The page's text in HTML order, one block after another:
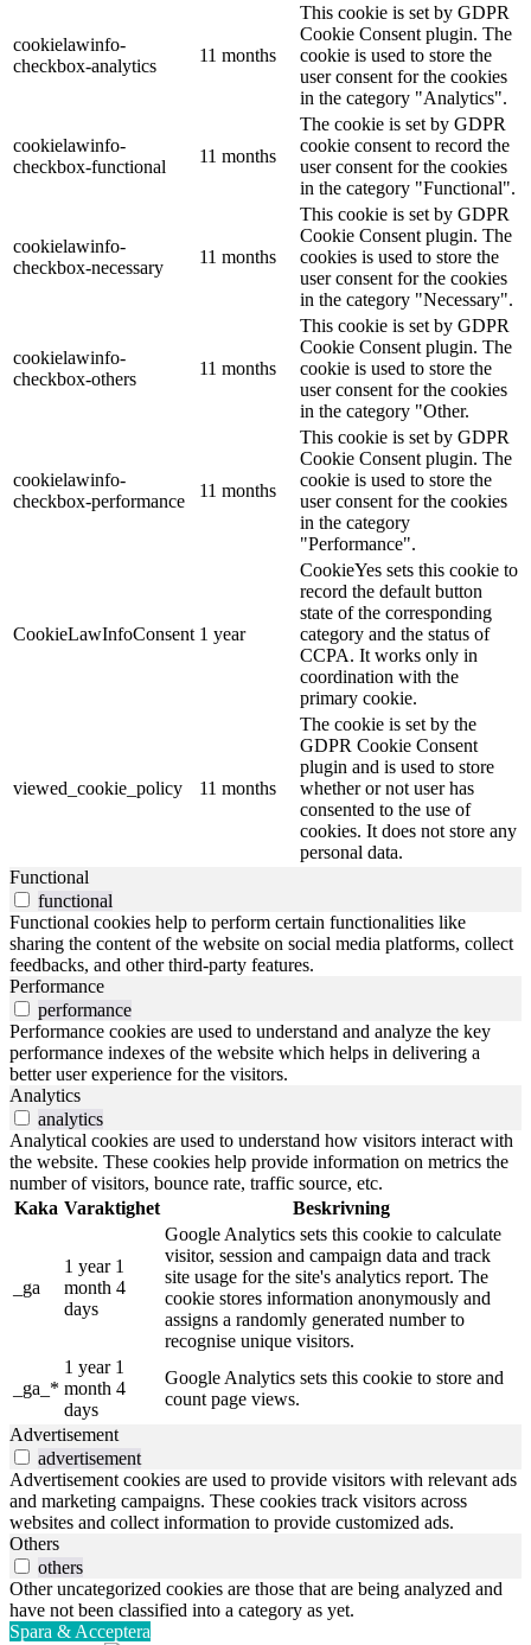
cookielawinfo-
checkbox-analytics
11 months
This cookie is set by GDPR
Cookie Consent plugin. The
cookie is used to store the
user consent for the cookies
in the category "Analytics".
cookielawinfo-
checkbox-functional
11 months
The cookie is set by GDPR
cookie consent to record the
user consent for the cookies
in the category "Functional".
cookielawinfo-
checkbox-necessary
11 months
This cookie is set by GDPR
Cookie Consent plugin. The
cookies is used to store the
user consent for the cookies
in the category "Necessary".
cookielawinfo-
checkbox-others
11 months
This cookie is set by GDPR
Cookie Consent plugin. The
cookie is used to store the
user consent for the cookies
in the category "Other.
cookielawinfo-
checkbox-performance
11 months
This cookie is set by GDPR
Cookie Consent plugin. The
cookie is used to store the
user consent for the cookies
in the category
"Performance".
CookieLawInfoConsent 1 year
CookieYes sets this cookie to
record the default button
state of the corresponding
category and the status of
CCPA. It works only in
coordination with the
primary cookie.
viewed_cookie_policy 11 months
The cookie is set by the
GDPR Cookie Consent
plugin and is used to store
whether or not user has
consented to the use of
cookies. It does not store any
personal data.
Functional
functional
Functional cookies help to perform certain functionalities like
sharing the content of the website on social media platforms, collect
feedbacks, and other third-party features.
Performance
performance
Performance cookies are used to understand and analyze the key
performance indexes of the website which helps in delivering a
better user experience for the visitors.
Analytics
analytics
Analytical cookies are used to understand how visitors interact with
the website. These cookies help provide information on metrics the
number of visitors, bounce rate, traffic source, etc.
Kaka Varaktighet Beskrivning
_ga
1 year 1
month 4
days
Google Analytics sets this cookie to calculate
visitor, session and campaign data and track
site usage for the site's analytics report. The
cookie stores information anonymously and
assigns a randomly generated number to
recognise unique visitors.
_ga_*
1 year 1
month 4
days
Google Analytics sets this cookie to store and
count page views.
Advertisement
advertisement
Advertisement cookies are used to provide visitors with relevant ads
and marketing campaigns. These cookies track visitors across
websites and collect information to provide customized ads.
Others
others
Other uncategorized cookies are those that are being analyzed and
have not been classified into a category as yet.
Spara & Acceptera